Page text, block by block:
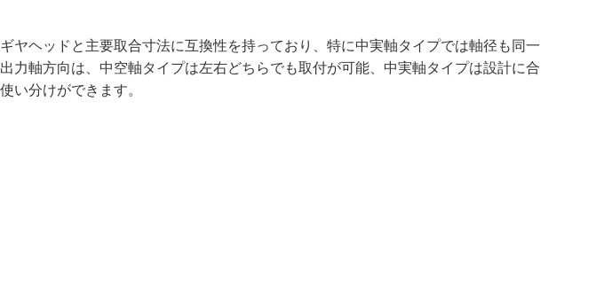
ヘッドと主要取合寸法に互換性を持っており、特に中実軸タイプでは軸径も同一
軸方向は、中空軸タイプは左右どちらでも取付が可能、中実軸タイプは設計に合
い分けができます。